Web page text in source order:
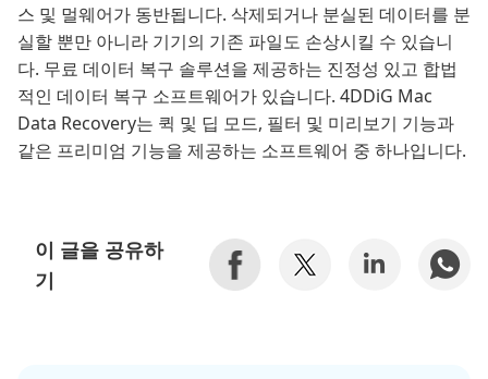
스 및 멀웨어가 동반됩니다. 삭제되거나 분실된 데이터를 분
실할 뿐만 아니라 기기의 기존 파일도 손상시킬 수 있습니
다. 무료 데이터 복구 솔루션을 제공하는 진정성 있고 합법
적인 데이터 복구 소프트웨어가 있습니다. 4DDiG Mac
Data Recovery는 퀵 및 딥 모드, 필터 및 미리보기 기능과
같은 프리미엄 기능을 제공하는 소프트웨어 중 하나입니다.
이 글을 공유하
기